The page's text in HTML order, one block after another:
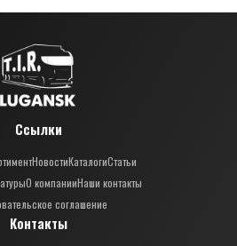
Ссылки
НовостиКаталогиСтатьи
О компанииНаши контакты
соглашение
Контакты